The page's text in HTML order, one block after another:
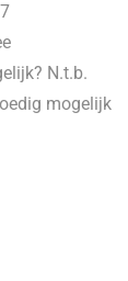
N.t.b.
mogelijk